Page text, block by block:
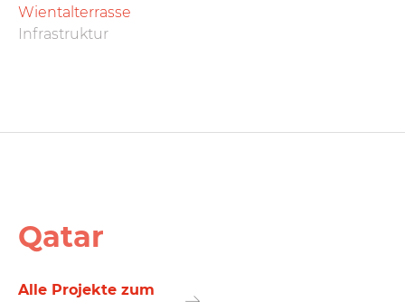
Wientalterrasse
Infrastruktur
Qatar
Alle Projekte zum